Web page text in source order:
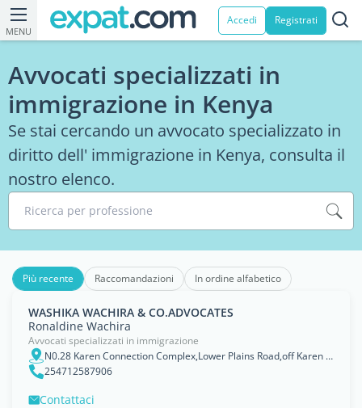
MENU
Accedi Registrati
Avvocati specializzati in
immigrazione in Kenya
Se stai cercando un avvocato specializzato in
diritto dell' immigrazione in Kenya, consulta il
nostro elenco.
Ricerca per professione
Più recente Raccomandazioni In ordine alfabetico
WASHIKA WACHIRA & CO.ADVOCATES
Ronaldine Wachira
Avvocati specializzati in immigrazione
N0.28 Karen Connection Complex,Lower Plains Road,off Karen Road,Karen Nairobi,Kenya
254712587906
Contattaci